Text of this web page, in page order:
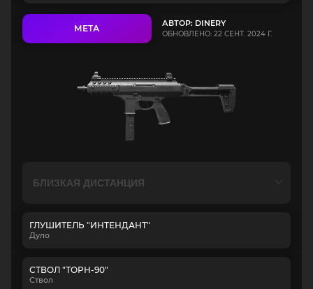
МЕТА АВТОР: DINERY
ОБНОВЛЕНО: 22 СЕНТ. 2024 Г.
ГЛУШИТЕЛЬ "ИНТЕНДАНТ"
Дуло
СТВОЛ "ТОРН-90"
Ствол